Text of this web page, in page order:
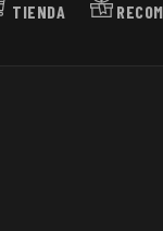
TIENDA